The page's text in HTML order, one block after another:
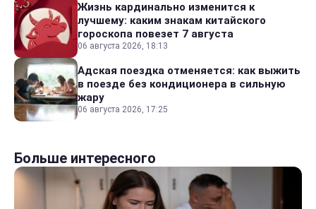
Жизнь кардинально изменится к
лучшему: каким знакам китайского
гороскопа повезет 7 августа
06 августа 2026, 18:13
Адская поездка отменяется: как выжить
в поезде без кондиционера в сильную
жару
06 августа 2026, 17:25
Больше интересного